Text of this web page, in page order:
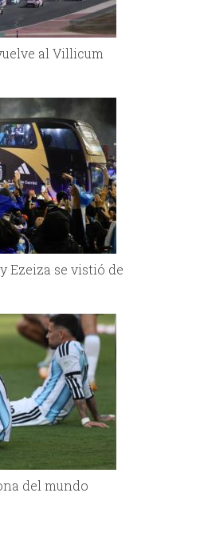
al Villicum
Ezeiza se vistió de
del mundo